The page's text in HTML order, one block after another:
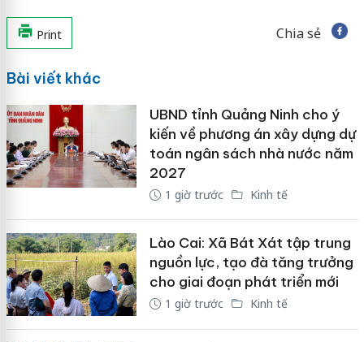
Print Chia sẻ
Bài viết khác
UBND tỉnh Quảng Ninh cho ý
kiến về phương án xây dựng dự
toán ngân sách nhà nước năm
2027
1 giờ trước Kinh tế
Lào Cai: Xã Bát Xát tập trung
nguồn lực, tạo đà tăng trưởng
cho giai đoạn phát triển mới
1 giờ trước Kinh tế